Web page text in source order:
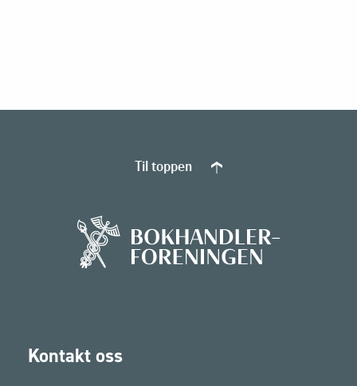
Kontakt oss
Til toppen